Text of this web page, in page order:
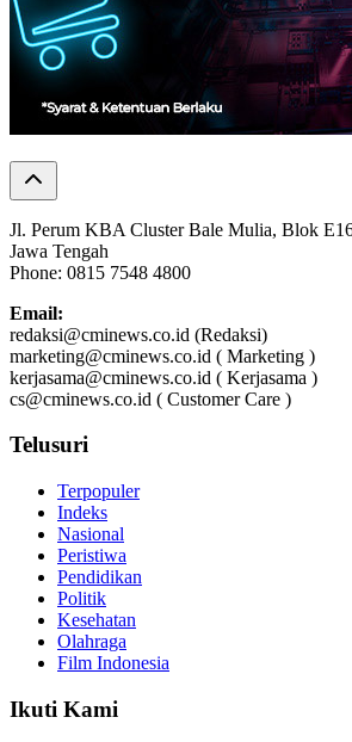
Jl. Perum KBA Cluster Bale Mulia, Blok
Jawa Tengah
Phone: 0815 7548 4800
Email:
redaksi@cminews.co.id (Redaksi)
marketing@cminews.co.id ( Marketing )
kerjasama@cminews.co.id ( Kerjasama )
cs@cminews.co.id ( Customer Care )
Telusuri
Terpopuler
Indeks
Nasional
Peristiwa
Pendidikan
Politik
Kesehatan
Olahraga
Film Indonesia
Ikuti Kami